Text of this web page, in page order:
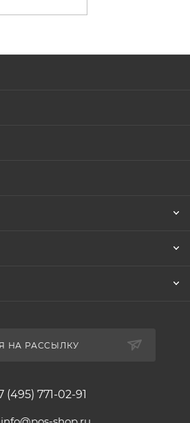
НА РАССЫЛКУ
(495) 771-02-91